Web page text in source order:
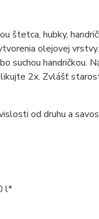
štetca, hubky,
olejovej
suchou handričkou.
2x. Zvlášť
od druhu a
l*